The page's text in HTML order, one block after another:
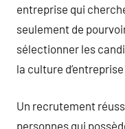
entreprise qui
seulement de
sélectionner les
la culture
Un recrutement
personnes qui